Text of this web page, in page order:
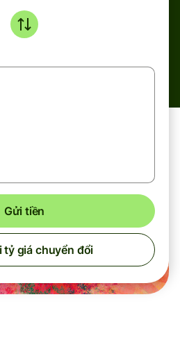
Gửi tiền
tỷ giá chuyển đổi